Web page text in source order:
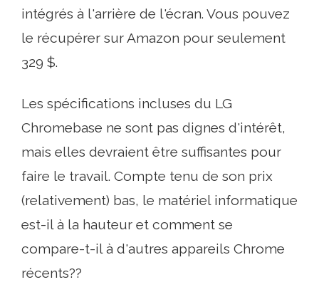
intégrés à l'arrière de l'écran. Vous pouvez
le récupérer sur Amazon pour seulement
329 $.
Les spécifications incluses du LG
Chromebase ne sont pas dignes d'intérêt,
mais elles devraient être suffisantes pour
faire le travail. Compte tenu de son prix
(relativement) bas, le matériel informatique
est-il à la hauteur et comment se
compare-t-il à d'autres appareils Chrome
récents??